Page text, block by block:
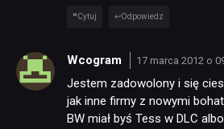
Cytuj Odpowiedz
Wcogram 17 marca 2012 o
Jestem zadowolony i się
jak inne firmy z nowymi
BW miał byś Tess w DLC